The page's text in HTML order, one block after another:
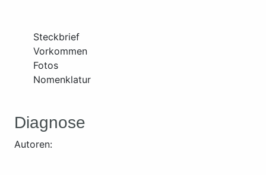
Steckbrief
Vorkommen
Fotos
Nomenklatur
Diagnose
Autoren: